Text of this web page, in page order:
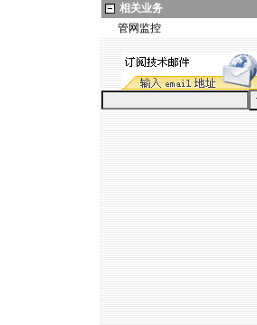
相关业务
管网监控